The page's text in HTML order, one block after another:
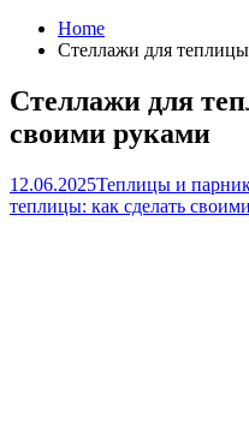
Home
Стеллажи для
Стеллажи для
своими руками
12.06.2025Теплицы и
теплицы: как сделать